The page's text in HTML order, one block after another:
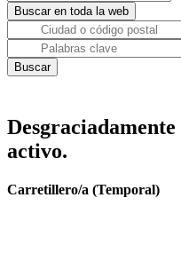
activo.
Carretillero/a (Temporal)